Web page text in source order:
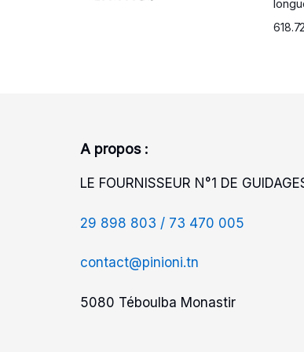
A propos :
LE FOURNISSEUR N°1 DE
29 898 803 / 73 470 005
contact@pinioni.tn
5080 Téboulba Monastir